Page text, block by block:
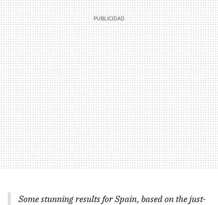
Some stunning results for Spain, based on the just-